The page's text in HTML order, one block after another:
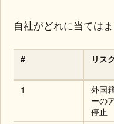
自社がどれに当ては
# リスク
1
外国
ーの
停止